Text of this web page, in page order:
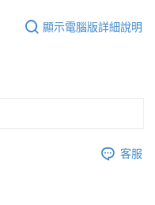
顯示電腦版詳細說明
客服